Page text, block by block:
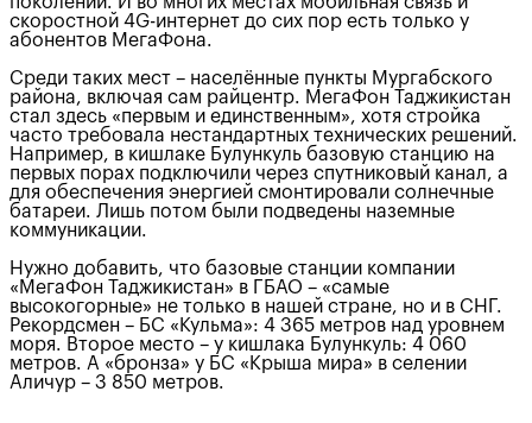
скоростной 4G-интернет до сих пор есть только у
абонентов МегаФона.
Среди таких мест – населённые пункты Мургабского
района, включая сам райцентр. МегаФон Таджикистан
стал здесь «первым и единственным», хотя стройка
часто требовала нестандартных технических решений.
Например, в кишлаке Булункуль базовую станцию на
первых порах подключили через спутниковый канал, а
для обеспечения энергией смонтировали солнечные
батареи. Лишь потом были подведены наземные
коммуникации.
Нужно добавить, что базовые станции компании
«МегаФон Таджикистан» в ГБАО – «самые
высокогорные» не только в нашей стране, но и в СНГ.
Рекордсмен – БС «Кульма»: 4 365 метров над уровнем
моря. Второе место – у кишлака Булункуль: 4 060
метров. А «бронза» у БС «Крыша мира» в селении
Аличур – 3 850 метров.